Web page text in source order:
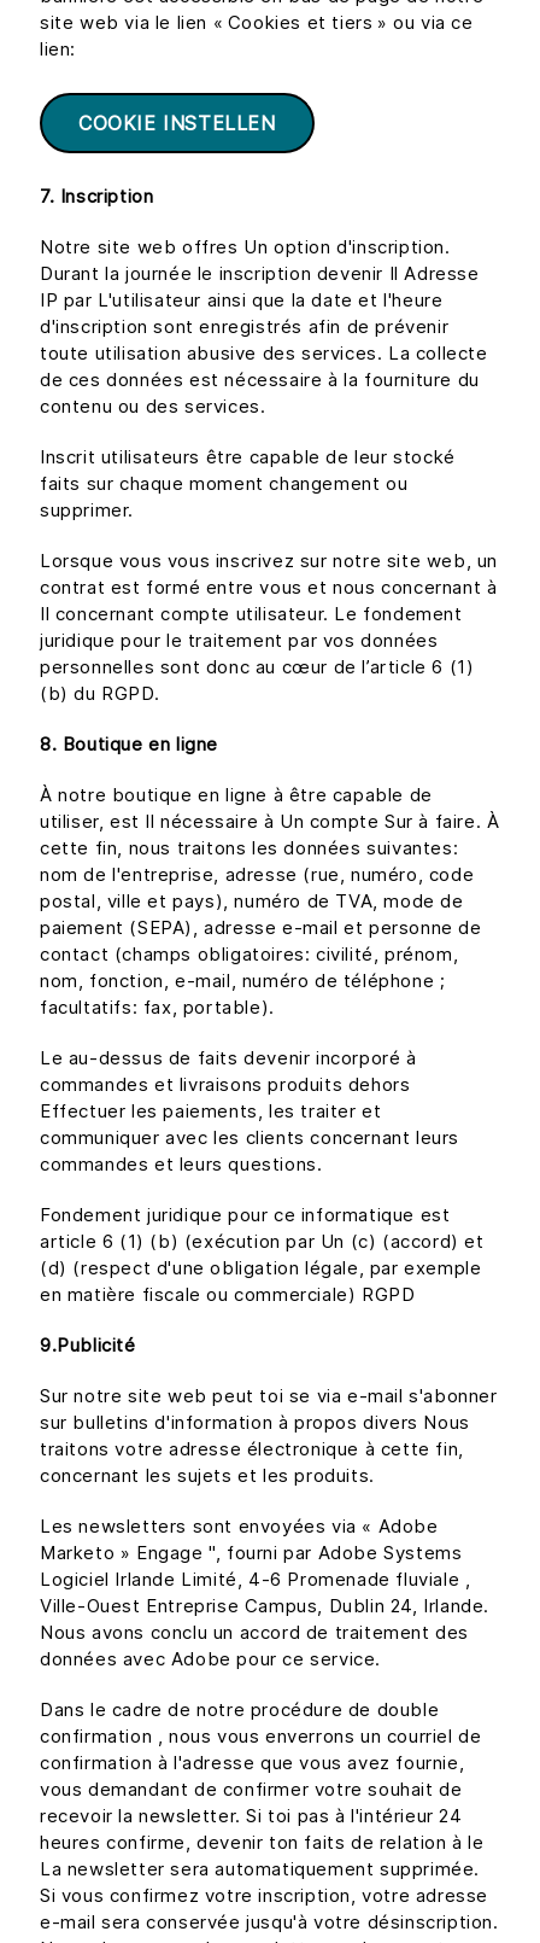
site web via le lien « Cookies et tiers » ou via ce
lien:
COOKIE INSTELLEN
7. Inscription
Notre site web offres Un option d'inscription.
Durant la journée le inscription devenir Il Adresse
IP par L'utilisateur ainsi que la date et l'heure
d'inscription sont enregistrés afin de prévenir
toute utilisation abusive des services. La collecte
de ces données est nécessaire à la fourniture du
contenu ou des services.
Inscrit utilisateurs être capable de leur stocké
faits sur chaque moment changement ou
supprimer.
Lorsque vous vous inscrivez sur notre site web, un
contrat est formé entre vous et nous concernant à
Il concernant compte utilisateur. Le fondement
juridique pour le traitement par vos données
personnelles sont donc au cœur de l’article 6 (1)
(b) du RGPD.
8. Boutique en ligne
À notre boutique en ligne à être capable de
utiliser, est Il nécessaire à Un compte Sur à faire. À
cette fin, nous traitons les données suivantes:
nom de l'entreprise, adresse (rue, numéro, code
postal, ville et pays), numéro de TVA, mode de
paiement (SEPA), adresse e-mail et personne de
contact (champs obligatoires: civilité, prénom,
nom, fonction, e-mail, numéro de téléphone ;
facultatifs: fax, portable).
Le au-dessus de faits devenir incorporé à
commandes et livraisons produits dehors
Effectuer les paiements, les traiter et
communiquer avec les clients concernant leurs
commandes et leurs questions.
Fondement juridique pour ce informatique est
article 6 (1) (b) (exécution par Un (c) (accord) et
(d) (respect d'une obligation légale, par exemple
en matière fiscale ou commerciale) RGPD
9.Publicité
Sur notre site web peut toi se via e-mail s'abonner
sur bulletins d'information à propos divers Nous
traitons votre adresse électronique à cette fin,
concernant les sujets et les produits.
Les newsletters sont envoyées via « Adobe
Marketo » Engage ", fourni par Adobe Systems
Logiciel Irlande Limité, 4-6 Promenade fluviale ,
Ville-Ouest Entreprise Campus, Dublin 24, Irlande.
Nous avons conclu un accord de traitement des
données avec Adobe pour ce service.
Dans le cadre de notre procédure de double
confirmation , nous vous enverrons un courriel de
confirmation à l'adresse que vous avez fournie,
vous demandant de confirmer votre souhait de
recevoir la newsletter. Si toi pas à l'intérieur 24
heures confirme, devenir ton faits de relation à le
La newsletter sera automatiquement supprimée.
Si vous confirmez votre inscription, votre adresse
e-mail sera conservée jusqu'à votre désinscription.